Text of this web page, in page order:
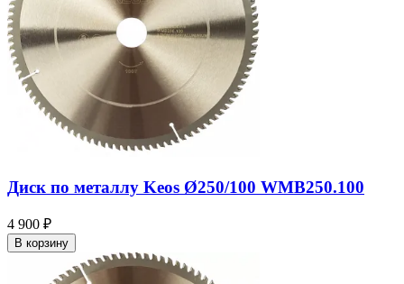
Диск по металлу Keos Ø250/100 WMB250.100
4 900 ₽
В корзину